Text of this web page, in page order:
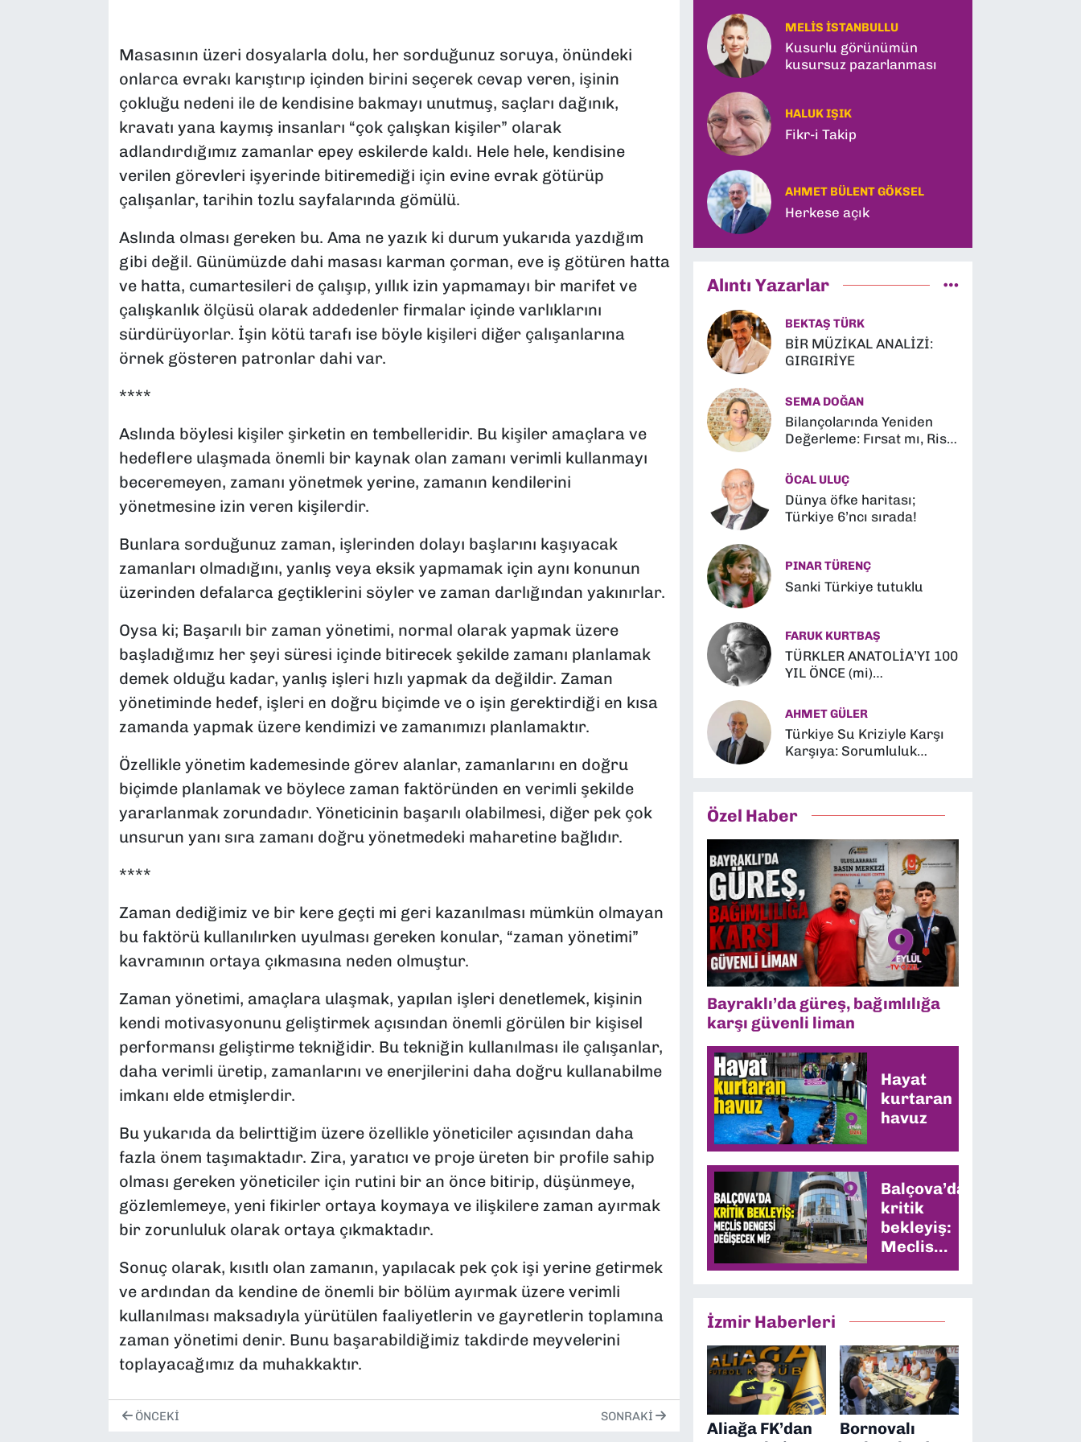
Masasının üzeri dosyalarla dolu, her sorduğunuz soruya, önündeki
onlarca evrakı karıştırıp içinden birini seçerek cevap veren, işinin
çokluğu nedeni ile de kendisine bakmayı unutmuş, saçları dağınık,
kravatı yana kaymış insanları “çok çalışkan kişiler” olarak
adlandırdığımız zamanlar epey eskilerde kaldı. Hele hele, kendisine
verilen görevleri işyerinde bitiremediği için evine evrak götürüp
çalışanlar, tarihin tozlu sayfalarında gömülü.
Aslında olması gereken bu. Ama ne yazık ki durum yukarıda yazdığım
gibi değil. Günümüzde dahi masası karman çorman, eve iş götüren hatta
ve hatta, cumartesileri de çalışıp, yıllık izin yapmamayı bir marifet ve
çalışkanlık ölçüsü olarak addedenler firmalar içinde varlıklarını
sürdürüyorlar. İşin kötü tarafı ise böyle kişileri diğer çalışanlarına
örnek gösteren patronlar dahi var.
****
Aslında böylesi kişiler şirketin en tembelleridir. Bu kişiler amaçlara ve
hedeflere ulaşmada önemli bir kaynak olan zamanı verimli kullanmayı
beceremeyen, zamanı yönetmek yerine, zamanın kendilerini
yönetmesine izin veren kişilerdir.
Bunlara sorduğunuz zaman, işlerinden dolayı başlarını kaşıyacak
zamanları olmadığını, yanlış veya eksik yapmamak için aynı konunun
üzerinden defalarca geçtiklerini söyler ve zaman darlığından yakınırlar.
Oysa ki; Başarılı bir zaman yönetimi, normal olarak yapmak üzere
başladığımız her şeyi süresi içinde bitirecek şekilde zamanı planlamak
demek olduğu kadar, yanlış işleri hızlı yapmak da değildir. Zaman
yönetiminde hedef, işleri en doğru biçimde ve o işin gerektirdiği en kısa
zamanda yapmak üzere kendimizi ve zamanımızı planlamaktır.
Özellikle yönetim kademesinde görev alanlar, zamanlarını en doğru
biçimde planlamak ve böylece zaman faktöründen en verimli şekilde
yararlanmak zorundadır. Yöneticinin başarılı olabilmesi, diğer pek çok
unsurun yanı sıra zamanı doğru yönetmedeki maharetine bağlıdır.
****
Zaman dediğimiz ve bir kere geçti mi geri kazanılması mümkün olmayan
bu faktörü kullanılırken uyulması gereken konular, “zaman yönetimi”
kavramının ortaya çıkmasına neden olmuştur.
Zaman yönetimi, amaçlara ulaşmak, yapılan işleri denetlemek, kişinin
kendi motivasyonunu geliştirmek açısından önemli görülen bir kişisel
performansı geliştirme tekniğidir. Bu tekniğin kullanılması ile çalışanlar,
daha verimli üretip, zamanlarını ve enerjilerini daha doğru kullanabilme
imkanı elde etmişlerdir.
Bu yukarıda da belirttiğim üzere özellikle yöneticiler açısından daha
fazla önem taşımaktadır. Zira, yaratıcı ve proje üreten bir profile sahip
olması gereken yöneticiler için rutini bir an önce bitirip, düşünmeye,
gözlemlemeye, yeni fikirler ortaya koymaya ve ilişkilere zaman ayırmak
bir zorunluluk olarak ortaya çıkmaktadır.
Sonuç olarak, kısıtlı olan zamanın, yapılacak pek çok işi yerine getirmek
ve ardından da kendine de önemli bir bölüm ayırmak üzere verimli
kullanılması maksadıyla yürütülen faaliyetlerin ve gayretlerin toplamına
zaman yönetimi denir. Bunu başarabildiğimiz takdirde meyvelerini
toplayacağımız da muhakkaktır.
ÖNCEKI SONRAKI
Kayyum ve Kerkük
MELIS İSTANBULLU
Kusurlu görünümün
kusursuz pazarlanması
HALUK IŞIK
Fikr-i Takip
AHMET BÜLENT GÖKSEL
Herkese açık
Alıntı Yazarlar
BEKTAŞ TÜRK
BİR MÜZİKAL ANALİZİ:
GIRGIRİYE
SEMA DOĞAN
Bilançolarında Yeniden
Değerleme: Fırsat mı, Risk
ÖCAL ULUÇ
Dünya öfke haritası;
Türkiye 6’ncı sırada!
PINAR TÜRENÇ
Sanki Türkiye tutuklu
FARUK KURTBAŞ
TÜRKLER ANATOLİA’YI 100
YIL ÖNCE (mi)
AHMET GÜLER
Türkiye Su Kriziyle Karşı
Karşıya: Sorumluluk
Özel Haber
Bayraklı’da güreş, bağımlılığa
karşı güvenli liman
Hayat
kurtaran
havuz
Balçova’da
kritik
bekleyiş:
Meclis
dengesi
İzmir Haberleri
Aliağa FK’dan
Bornovalı
TEKNOLOJİ
YEREL YÖNETİMLER